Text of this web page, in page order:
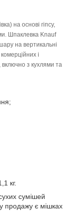
на основі гіпсу,
Шпаклевка Knauf
на вертикальні
і
з кухлями та
кг.
сумішей
є мішках